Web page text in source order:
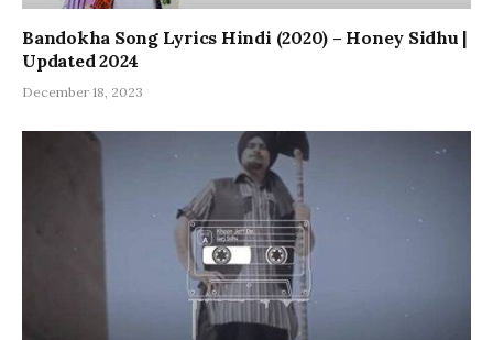
Bandokha Song Lyrics Hindi (2020) – Honey Sidhu |
Updated 2024
December 18, 2023